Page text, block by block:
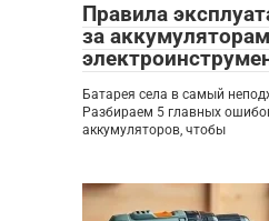
Правила
за
Батарея села в самый
Разбираем 5 главных
аккумуляторов, чтобы